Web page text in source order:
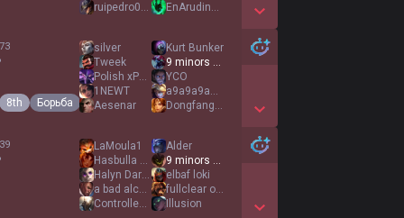
ruipedro0505
EnArudinZeratul
Show More Detail Games
73
8th Борьба
silver
Tweek
Polish xPeke
1NEWT
Aesenar
Kurt Bunker
9 minors 1 ivern
YCO
a9a9a9a9a9a9a9a9
Dongfang Yuechu
Show More Detail Games
39
LaMoula1
Hasbulla 1v9
Halyn Darco
a bad alchemist
ControlleurDePap
Alder
9 minors 1 ivern
elbaf loki
fullclear only
Illusion